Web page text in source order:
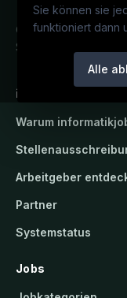
Sie können sie
funktioniert dann
Alle
Österreichs IT-
Service der
informatikjobs.at
Warum
Arbeitgeber
Partner
Systemstatus
Jobs